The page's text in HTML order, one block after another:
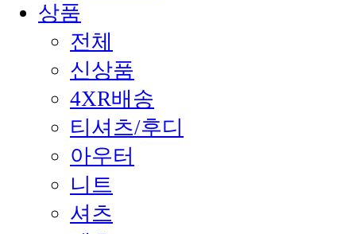
상품
전체
신상품
4XR배송
티셔츠/후디
아우터
니트
셔츠